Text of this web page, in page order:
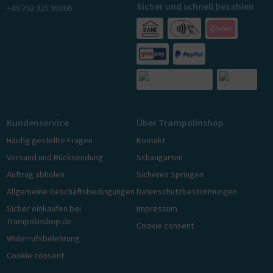
+49 392 925 99866 Sicher und schnell bezahlen
Kundenservice
Häufig gestellte Fragen
Versand und Rücksendung
Auftrag abholen
Allgemeine Geschäftsbedingungen
Sicher einkaufen bei
Trampolinshop.de
Widerrufsbelehrung
Cookie consent
Über Trampolinshop
Kontakt
Schaugarten
Sicheres Springen
Datenschutzbestimmungen
Impressum
Cookie consent